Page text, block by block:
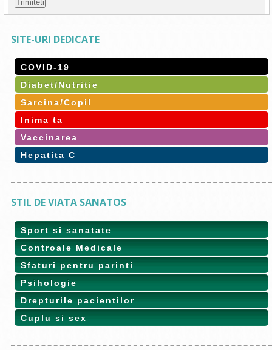
SITE-URI DEDICATE
COVID-19
Diabet/Nutritie
Sarcina/Copil
Inima ta
Vaccinarea
Hepatita C
STIL DE VIATA SANATOS
Sport si sanatate
Controale Medicale
Sfaturi pentru parinti
Psihologie
Drepturile pacientilor
Cuplu si sex